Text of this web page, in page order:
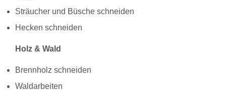
Sträucher und Büsche schneiden
Hecken schneiden
Holz & Wald
Brennholz schneiden
Waldarbeiten